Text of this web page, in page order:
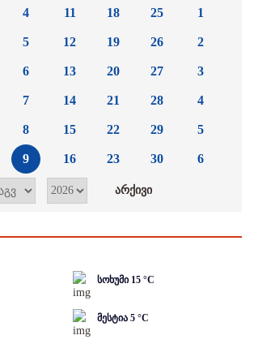
4
5
6
7
8
9
11
12
13
14
15
16
18
19
20
21
22
23
25
26
27
28
29
30
1
2
3
4
5
6
სოხუმი 15 °C
მესტია 5 °C